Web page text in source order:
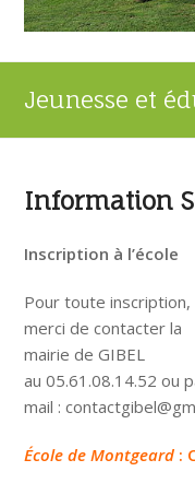
Jeunesse et
Information
Inscription à l’école
Pour toute inscription,
merci de contacter la
mairie de GIBEL
au 05.61.08.14.52 ou
mail :
École de Montgeard :